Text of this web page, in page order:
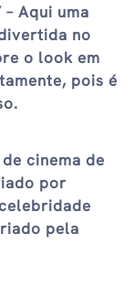
Aqui uma
no
o look em
pois é
cinema de
por
pela